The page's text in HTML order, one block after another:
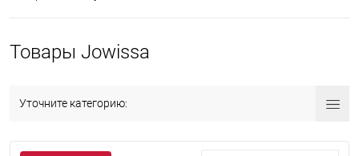
Товары Jowissa
Уточните категорию: